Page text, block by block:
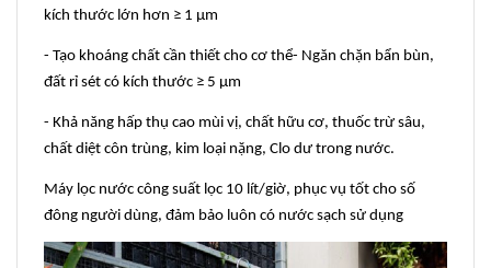
kích thước lớn hơn ≥ 1 µm
- Tạo khoáng chất cần thiết cho cơ thể- Ngăn chặn bẩn bùn,
đất rỉ sét có kích thước ≥ 5 µm
- Khả năng hấp thụ cao mùi vị, chất hữu cơ, thuốc trừ sâu,
chất diệt côn trùng, kim loại nặng, Clo dư trong nước.
Máy lọc nước công suất lọc 10 lít/giờ, phục vụ tốt cho số
đông người dùng, đảm bảo luôn có nước sạch sử dụng